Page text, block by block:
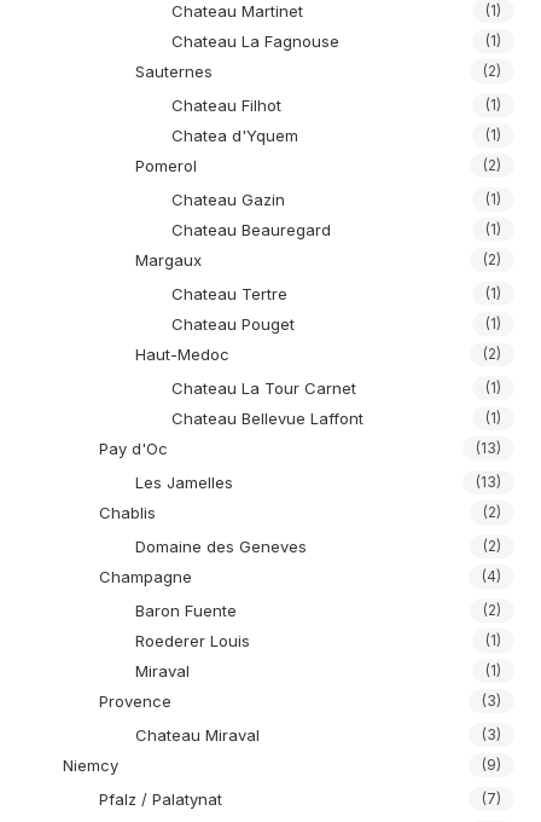
Chateau Martinet (1)
Chateau La Fagnouse (1)
Sauternes (2)
Chateau Filhot (1)
Chatea d'Yquem (1)
Pomerol (2)
Chateau Gazin (1)
Chateau Beauregard (1)
Margaux (2)
Chateau Tertre (1)
Chateau Pouget (1)
Haut-Medoc (2)
Chateau La Tour Carnet (1)
Chateau Bellevue Laffont (1)
Pay d'Oc (13)
Les Jamelles (13)
Chablis (2)
Domaine des Geneves (2)
Champagne (4)
Baron Fuente (2)
Roederer Louis (1)
Miraval (1)
Provence (3)
Chateau Miraval (3)
Niemcy (9)
Pfalz / Palatynat (7)